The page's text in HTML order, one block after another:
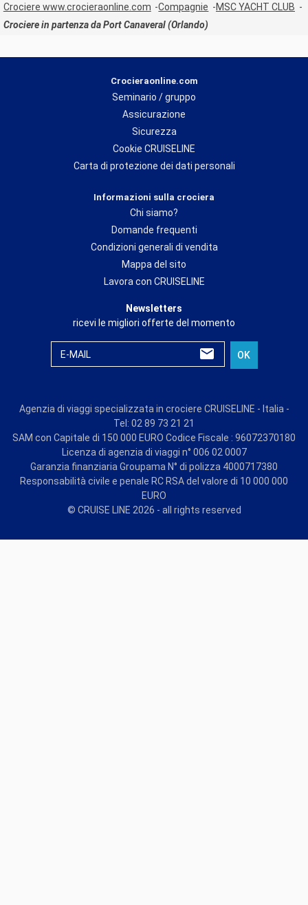
Crociere www.crocieraonline.com Compagnie
MSC YACHT CLUB
Crociere in partenza da Port Canaveral (Orlando)
Crocieraonline.com
Seminario / gruppo
Assicurazione
Sicurezza
Cookie CRUISELINE
Carta di protezione dei dati personali
Informazioni sulla crociera
Chi siamo?
Domande frequenti
Condizioni generali di vendita
Mappa del sito
Lavora con CRUISELINE
Newsletters
ricevi le migliori offerte del momento
E-MAIL OK
Agenzia di viaggi specializzata in crociere CRUISELINE - Italia -
Tel: 02 89 73 21 21
SAM con Capitale di 150 000 EURO Codice Fiscale : 96072370180
Licenza di agenzia di viaggi n° 006 02 0007
Garanzia finanziaria Groupama N° di polizza 4000717380
Responsabilità civile e penale RC RSA del valore di 10 000 000
EURO
© CRUISE LINE 2026 - all rights reserved